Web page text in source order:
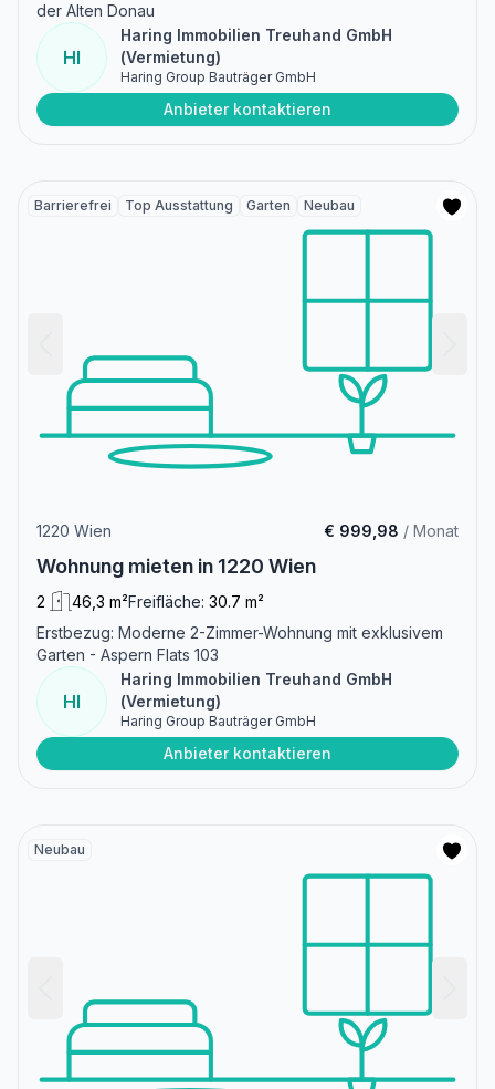
der Alten Donau
HI
Haring Immobilien Treuhand GmbH
(Vermietung)
Haring Group Bauträger GmbH
Anbieter kontaktieren
Barrierefrei Top Ausstattung Garten Neubau
1220 Wien € 999,98 / Monat
Wohnung mieten in 1220 Wien
2 46,3 m²Freifläche: 30.7 m²
Erstbezug: Moderne 2-Zimmer-Wohnung mit exklusivem
Garten - Aspern Flats 103
HI
Haring Immobilien Treuhand GmbH
(Vermietung)
Haring Group Bauträger GmbH
Anbieter kontaktieren
Neubau